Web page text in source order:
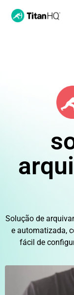
Solução de
e automatizada,
fácil de